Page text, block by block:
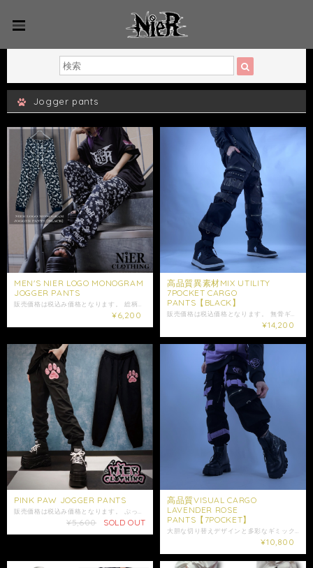
Jogger pants
MEN'S NIER LOGO MONOGRAM
JOGGER PANTS
¥6,200
高品質異素材MIX UTILITY
7POCKET CARGO
PANTS【BLACK】
¥14,200
PINK PAW JOGGER PANTS
¥5,600 SOLD OUT
高品質VISUAL CARGO
LAVENDER ROSE
PANTS【7POCKET】
¥10,800